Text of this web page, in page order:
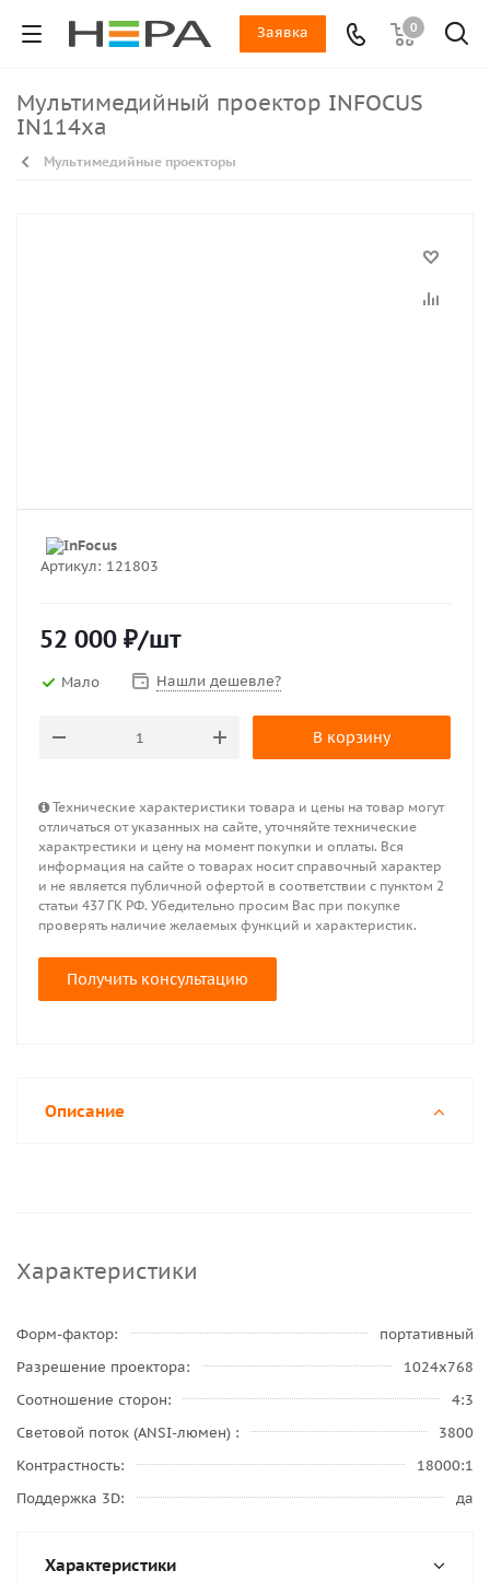
0
Заявка
Мультимедийный проектор INFOCUS
IN114xa
Мультимедийные проекторы
Артикул: 121803
52 000 ₽/шт
Мало Нашли дешевле?
В корзину
Технические характеристики товара и цены на товар могут
отличаться от указанных на сайте, уточняйте технические
характрестики и цену на момент покупки и оплаты. Вся
информация на сайте о товарах носит справочный характер
и не является публичной офертой в соответствии с пунктом 2
статьи 437 ГК РФ. Убедительно просим Вас при покупке
проверять наличие желаемых функций и характеристик.
Получить консультацию
Описание
Характеристики
Форм-фактор
портативный
Разрешение проектора
1024x768
Соотношение сторон
4:3
Световой поток (ANSI-люмен)
3800
Контрастность
18000:1
Поддержка 3D
да
Характеристики